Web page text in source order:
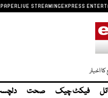
LIVE STREAMINGEXPRESS
اخبار
فیکٹ چیک صحت